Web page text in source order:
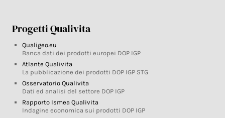
Progetti Qualivita
Qualigeo.eu
Banca dati dei prodotti europei DOP IGP
Atlante Qualivita
La pubblicazione dei prodotti DOP IGP STG
Osservatorio Qualivita
Dati ed analisi del settore DOP IGP
Rapporto Ismea Qualivita
Indagine economica sui prodotti DOP IGP